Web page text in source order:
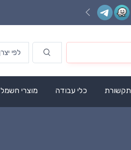
תקשורת כלי עבודה מוצרי חשמל